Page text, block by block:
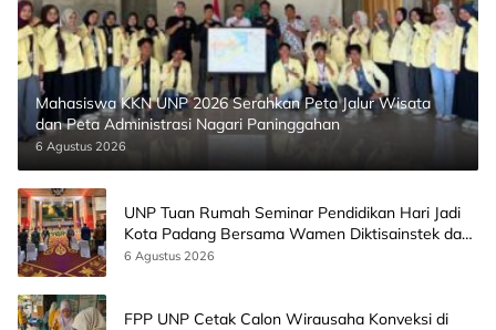
Mahasiswa KKN UNP 2026 Serahkan Peta Jalur Wisata
dan Peta Administrasi Nagari Paninggahan
6 Agustus 2026
UNP Tuan Rumah Seminar Pendidikan Hari Jadi
Kota Padang Bersama Wamen Diktisainstek dan
CEO EMGS Malaysia
6 Agustus 2026
FPP UNP Cetak Calon Wirausaha Konveksi di